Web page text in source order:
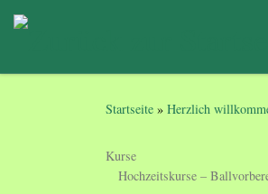
Zum Inhalt springen
Startseite » Herzlich
Kurse
Hochzeitskurse –